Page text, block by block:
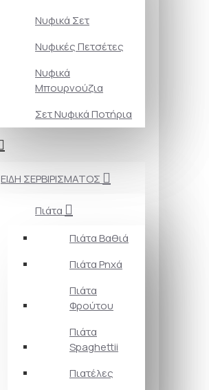
Νυφικά Σετ
Νυφικές Πετσέτες
Νυφικά
Μπουρνούζια
Σετ Νυφικά Ποτήρια
ΕΙΔΗ ΣΕΡΒΙΡΙΣΜΑΤΟΣ
Πιάτα
Πιάτα Βαθιά
Πιάτα Ρηχά
Πιάτα
Φρούτου
Πιάτα
Spaghettii
Πιατέλες